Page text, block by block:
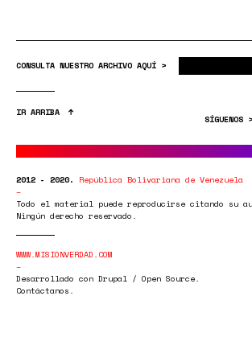
CONSULTA NUESTRO ARCHIVO AQUÍ >
IR ARRIBA
2012 - 2020. República Bolivariana de Venezuela
Todo el material puede reproducirse citando su
Ningún derecho reservado.
WWW.MISIONVERDAD.COM
Desarrollado con Drupal / Open Source.
Contáctanos.